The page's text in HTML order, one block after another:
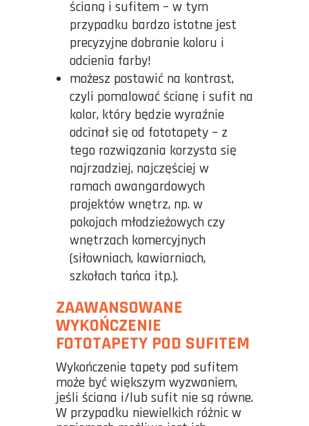
ścianą i sufitem – w tym
przypadku bardzo istotne jest
precyzyjne dobranie koloru i
odcienia farby!
możesz postawić na kontrast,
czyli pomalować ścianę i sufit na
kolor, który będzie wyraźnie
odcinał się od fototapety – z
tego rozwiązania korzysta się
najrzadziej, najczęściej w
ramach awangardowych
projektów wnętrz, np. w
pokojach młodzieżowych czy
wnętrzach komercyjnych
(siłowniach, kawiarniach,
szkołach tańca itp.).
ZAAWANSOWANE
WYKOŃCZENIE
FOTOTAPETY POD SUFITEM
Wykończenie tapety pod sufitem
może być większym wyzwaniem,
jeśli ściana i/lub sufit nie są równe.
W przypadku niewielkich różnic w